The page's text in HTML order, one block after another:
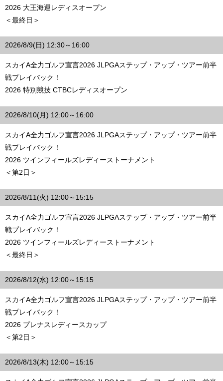
2026 大王海運レディスオープン
＜最終日＞
2026/8/9(日) 12:30～16:00
スカイA全力ゴルフ宣言2026 JLPGAステップ・アップ・ツアー前半
戦プレイバック！
2026 特別競技 CTBCレディスオープン
2026/8/10(月) 12:00～16:00
スカイA全力ゴルフ宣言2026 JLPGAステップ・アップ・ツアー前半
戦プレイバック！
2026 ツインフィールズレディーストーナメント
＜第2日＞
2026/8/11(火) 12:00～15:15
スカイA全力ゴルフ宣言2026 JLPGAステップ・アップ・ツアー前半
戦プレイバック！
2026 ツインフィールズレディーストーナメント
＜最終日＞
2026/8/12(水) 12:00～15:15
スカイA全力ゴルフ宣言2026 JLPGAステップ・アップ・ツアー前半
戦プレイバック！
2026 プレナスレディースカップ
＜第2日＞
2026/8/13(木) 12:00～15:15